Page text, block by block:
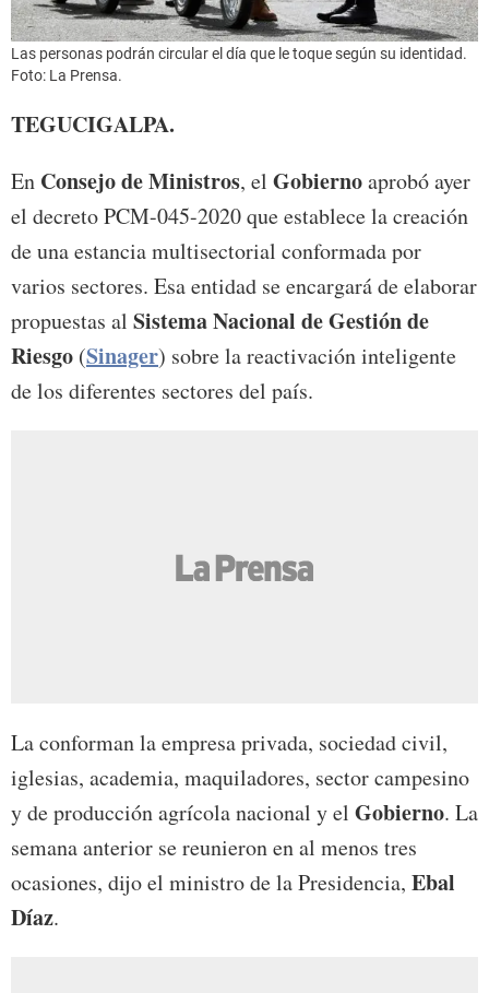
Las personas podrán circular el día que le toque según su identidad.
Foto: La Prensa.
TEGUCIGALPA.
En Consejo de Ministros, el Gobiernoaprobó ayer
el decreto PCM-045-2020 que establece la creación
de una estancia multisectorial conformada por
varios sectores. Esa entidad se encargará de elaborar
propuestas al Sistema Nacional de Gestión de
Riesgo (Sinager) sobre la reactivación inteligente
de los diferentes sectores del país.
La conforman la empresa privada, sociedad civil,
iglesias, academia, maquiladores, sector campesino
y de producción agrícola nacional y el Gobierno. La
semana anterior se reunieron en al menos tres
ocasiones, dijo el ministro de la Presidencia, Ebal
Díaz.